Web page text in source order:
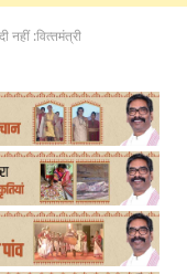
नहीं :वित्‍तमंत्री